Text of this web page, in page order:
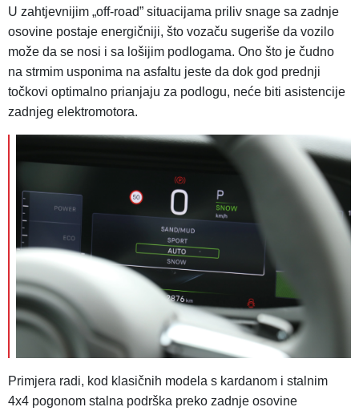
U zahtjevnijim „off-road” situacijama priliv snage sa zadnje
osovine postaje energičniji, što vozaču sugeriše da vozilo
može da se nosi i sa lošijim podlogama. Ono što je čudno
na strmim usponima na asfaltu jeste da dok god prednji
točkovi optimalno prianjaju za podlogu, neće biti asistencije
zadnjeg elektromotora.
Primjera radi, kod klasičnih modela s kardanom i stalnim
4x4 pogonom stalna podrška preko zadnje osovine